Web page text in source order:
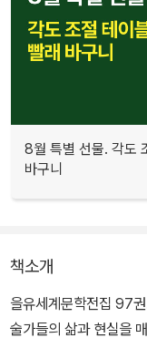
8월 특별 선물. 각도
바구니
책소개
을유세계문학전집 97
술가들의 삶과 현실을